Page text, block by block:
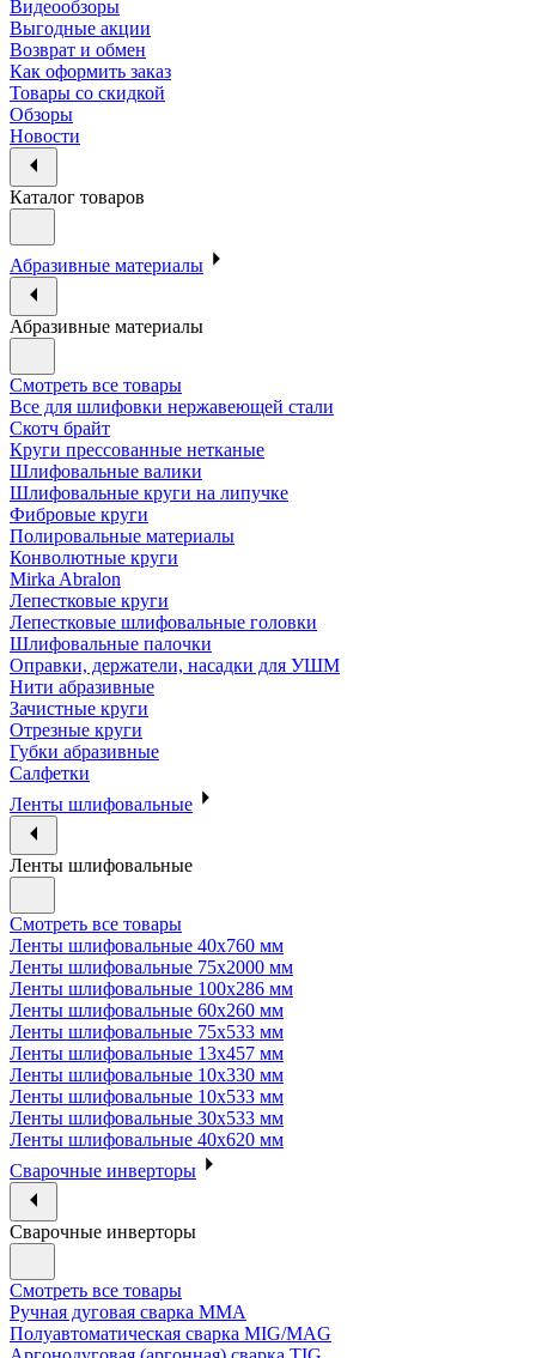
Видеообзоры
Выгодные акции
Возврат и обмен
Как оформить заказ
Товары со скидкой
Обзоры
Новости
Каталог товаров
Абразивные материалы
Абразивные материалы
Смотреть все товары
Все для шлифовки нержавеющей стали
Скотч брайт
Круги прессованные нетканые
Шлифовальные валики
Шлифовальные круги на липучке
Фибровые круги
Полировальные материалы
Конволютные круги
Mirka Abralon
Лепестковые круги
Лепестковые шлифовальные головки
Шлифовальные палочки
Оправки, держатели, насадки для УШМ
Нити абразивные
Зачистные круги
Отрезные круги
Губки абразивные
Салфетки
Ленты шлифовальные
Ленты шлифовальные
Смотреть все товары
Ленты шлифовальные 40х760 мм
Ленты шлифовальные 75х2000 мм
Ленты шлифовальные 100х286 мм
Ленты шлифовальные 60х260 мм
Ленты шлифовальные 75х533 мм
Ленты шлифовальные 13х457 мм
Ленты шлифовальные 10х330 мм
Ленты шлифовальные 10х533 мм
Ленты шлифовальные 30х533 мм
Ленты шлифовальные 40х620 мм
Сварочные инверторы
Сварочные инверторы
Смотреть все товары
Ручная дуговая сварка MMA
Полуавтоматическая сварка MIG/MAG